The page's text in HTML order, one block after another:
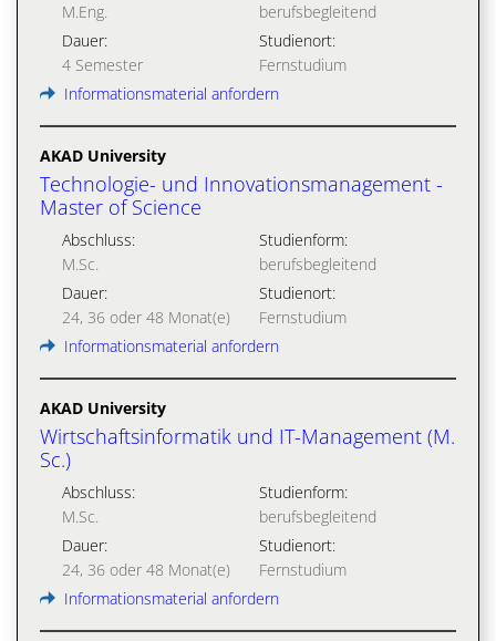
M.Eng.
berufsbegleitend
Dauer:
4 Semester
Studienort:
Fernstudium
Informationsmaterial anfordern
AKAD University
Technologie- und Innovationsmanagement -
Master of Science
Abschluss:
M.Sc.
Studienform:
berufsbegleitend
Dauer:
24, 36 oder 48 Monat(e)
Studienort:
Fernstudium
Informationsmaterial anfordern
AKAD University
Wirtschaftsinformatik und IT-Management (M.
Sc.)
Abschluss:
M.Sc.
Studienform:
berufsbegleitend
Dauer:
24, 36 oder 48 Monat(e)
Studienort:
Fernstudium
Informationsmaterial anfordern